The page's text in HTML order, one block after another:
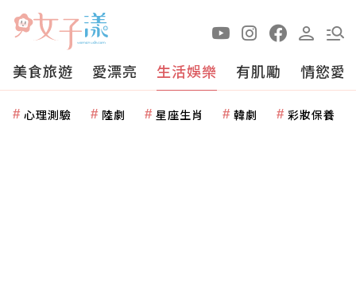
美食旅遊 愛漂亮 生活娛樂 有肌勵 情慾愛
心理測驗 陸劇 星座生肖 韓劇 彩妝保養